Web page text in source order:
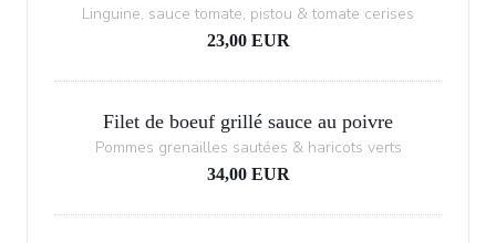
Linguine, sauce tomate, pistou & tomate cerises
23,00 EUR
Filet de boeuf grillé sauce au poivre
Pommes grenailles sautées & haricots verts
34,00 EUR